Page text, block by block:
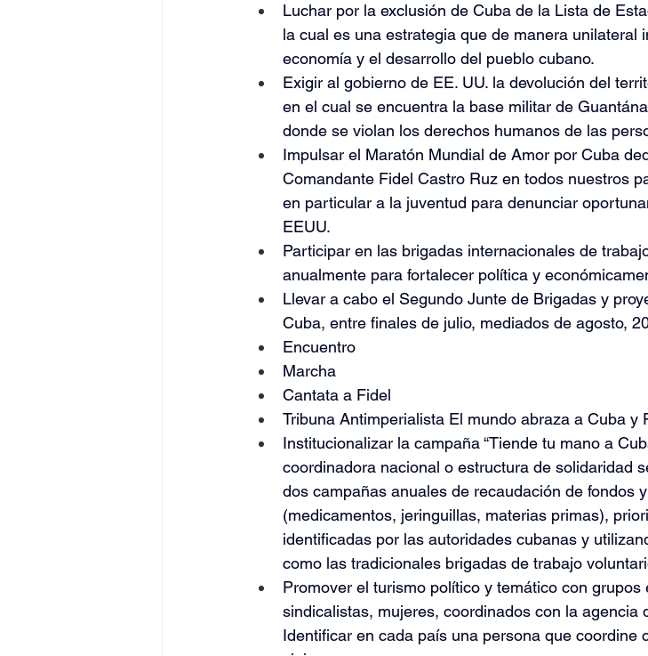
Luchar por la exclusión de Cuba de la Lista de
la cual es una estrategia que de manera unilateral
economía y el desarrollo del pueblo cubano.
Exigir al gobierno de EE. UU. la devolución del
en el cual se encuentra la base militar de
donde se violan los derechos humanos de las
Impulsar el Maratón Mundial de Amor por Cuba
Comandante Fidel Castro Ruz en todos nuestros
en particular a la juventud para denunciar
EEUU.
Participar en las brigadas internacionales de
anualmente para fortalecer política y
Llevar a cabo el Segundo Junte de Brigadas y
Cuba, entre finales de julio, mediados de agosto,
Encuentro
Marcha
Cantata a Fidel
Tribuna Antimperialista El mundo abraza a Cuba y
Institucionalizar la campaña “Tiende tu mano a
coordinadora nacional o estructura de solidaridad
dos campañas anuales de recaudación de fondos
(medicamentos, jeringuillas, materias primas),
identificadas por las autoridades cubanas y
como las tradicionales brigadas de trabajo
Promover el turismo político y temático con
sindicalistas, mujeres, coordinados con la agencia
Identificar en cada país una persona que coordine